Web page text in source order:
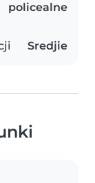
policealne
Sredjie